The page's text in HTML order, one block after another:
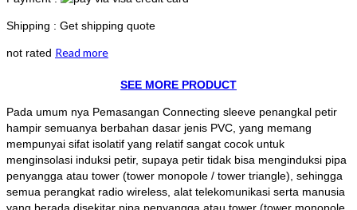
Shipping : Get shipping quote
not rated Read more
SEE MORE PRODUCT
Pada umum nya Pemasangan Connecting sleeve penangkal petir
hampir semuanya berbahan dasar jenis PVC, yang memang
mempunyai sifat isolatif yang relatif sangat cocok untuk
menginsolasi induksi petir, supaya petir tidak bisa menginduksi pipa
penyangga atau tower (tower monopole / tower triangle), sehingga
semua perangkat radio wireless, alat telekomunikasi serta manusia